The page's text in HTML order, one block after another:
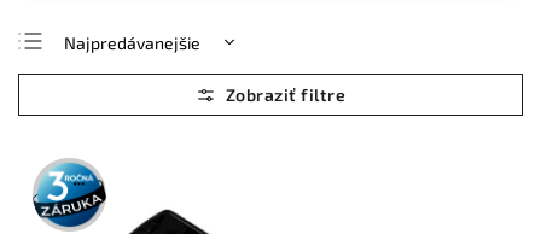
Najpredávanejšie
Najlacnejšie
Najdrahšie
Abecedne
3 roky
záruka